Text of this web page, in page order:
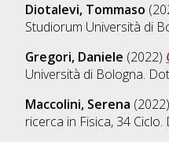
Diotalevi, Tommaso
Studiorum Università di
Gregori, Daniele (2022)
Università di Bologna.
Maccolini, Serena (2022)
ricerca in Fisica, 34